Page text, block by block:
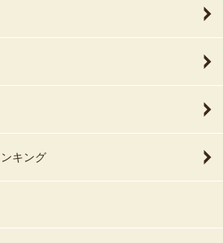
キング